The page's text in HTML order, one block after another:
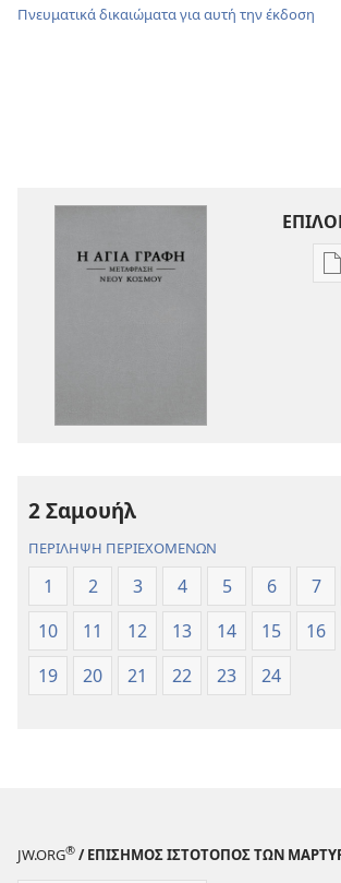
Πνευματικά δικαιώματα για αυτή την έκδοση
2 Σαμουήλ
ΠΕΡΙΛΗΨΗ ΠΕΡΙΕΧΟΜΕΝΩΝ
1 2 3 4 5 6 7
10
11 12 13 14 15 16
19
20 21 22 23 24
JW.ORG® / ΕΠΙΣΗΜΟΣ ΙΣΤΟΤΟΠΟΣ ΤΩΝ